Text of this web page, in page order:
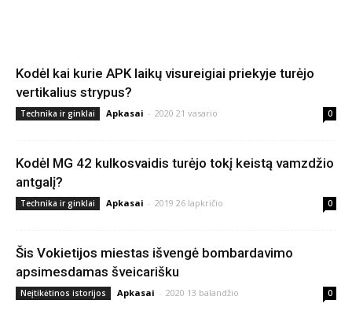
Kodėl kai kurie APK laikų visureigiai priekyje turėjo
vertikalius strypus?
Technika ir ginklai Apkasai - 2020 21 vasario 0
Kodėl MG 42 kulkosvaidis turėjo tokį keistą vamzdžio
antgalį?
Technika ir ginklai Apkasai - 2019 26 lapkričio 0
Šis Vokietijos miestas išvengė bombardavimo
apsimesdamas šveicarišku
Neįtikėtinos istorijos Apkasai - 2020 13 balandžio 0